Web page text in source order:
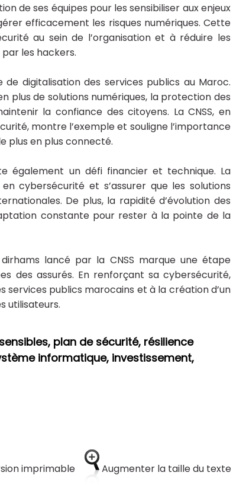
de ses équipes pour les sensibiliser aux enjeux
efficacement les risques numériques. Cette
au sein de l’organisation et à réduire les
les hackers.
de digitalisation des services publics au Maroc.
plus de solutions numériques, la protection des
la confiance des citoyens. La CNSS, en
montre l’exemple et souligne l’importance
plus en plus connecté.
également un défi financier et technique. La
cybersécurité et s’assurer que les solutions
De plus, la rapidité d’évolution des
constante pour rester à la pointe de la
lancé par la CNSS marque une étape
des assurés. En renforçant sa cybersécurité,
services publics marocains et à la création d’un
utilisateurs.
plan de sécurité, résilience
informatique, investissement,
imprimable Augmenter la taille du texte